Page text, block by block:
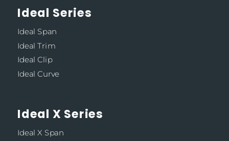
Ideal Series
Ideal Span
Ideal Trim
Ideal Clip
Ideal Curve
Ideal X Series
Ideal X Span